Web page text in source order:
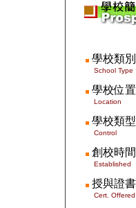
學校類別
School Type
學校位置
Location
學校類型
Control
創校時間
Established
授與證書
Cert. Offered